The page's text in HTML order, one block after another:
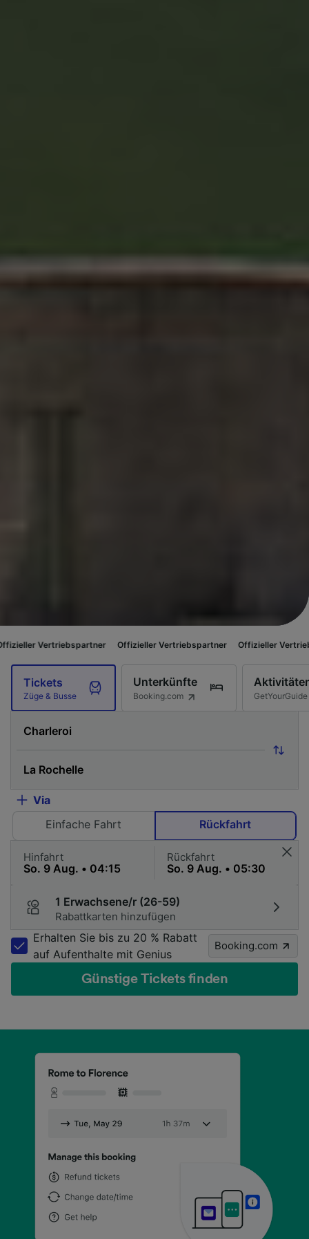
Offizieller Vertriebspartner Offizieller Vertriebspartner
Tickets
Züge & Busse
Unterkünfte
Booking.com GetYourGuide
Via
Einfache Fahrt
Rückfahrt
Hinfahrt Rückfahrt
1 Erwachsene/r (26-59)
Rabattkarten hinzufügen
Erhalten Sie bis zu 20 % Rabatt
auf Aufenthalte mit Genius
Booking.com
Günstige Tickets finden